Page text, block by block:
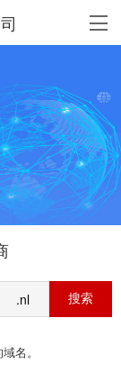
.nl
名。